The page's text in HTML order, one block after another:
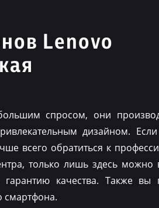
Lenovo
спросом, они
дизайном. Если
всего обратиться к
только лишь здесь можно
гарантию качества. Также вы
смартфона.